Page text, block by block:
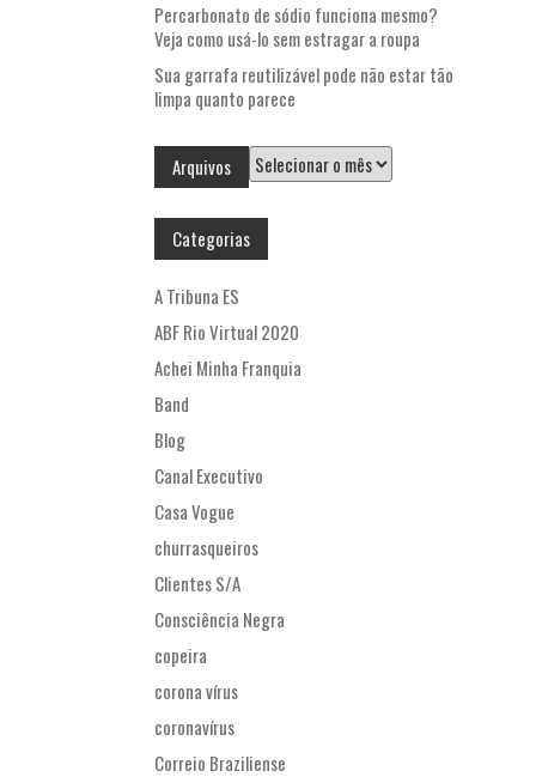
Percarbonato de sódio funciona mesmo?
Veja como usá-lo sem estragar a roupa
Sua garrafa reutilizável pode não estar tão
limpa quanto parece
Arquivos Arquivos
Categorias
A Tribuna ES
ABF Rio Virtual 2020
Achei Minha Franquia
Band
Blog
Canal Executivo
Casa Vogue
churrasqueiros
Clientes S/A
Consciência Negra
copeira
corona vírus
coronavírus
Correio Braziliense